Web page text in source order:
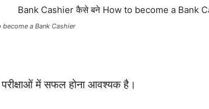
a Bank Cashier
परीक्षाओं में सफल होना आवश्यक है।